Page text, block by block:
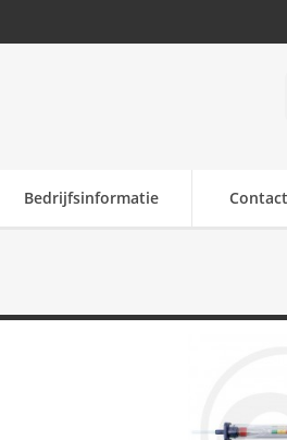
Bedrijfsinformatie